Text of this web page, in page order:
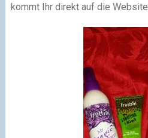
kommt Ihr direkt auf die Website.